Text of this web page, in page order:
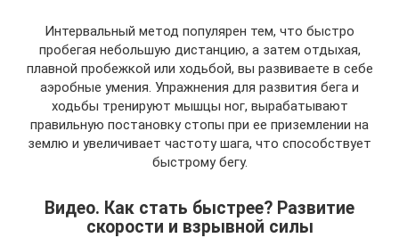
Интервальный метод популярен тем, что быстро
пробегая небольшую дистанцию, а затем отдыхая,
плавной пробежкой или ходьбой, вы развиваете в себе
аэробные умения. Упражнения для развития бега и
ходьбы тренируют мышцы ног, вырабатывают
правильную постановку стопы при ее приземлении на
землю и увеличивает частоту шага, что способствует
быстрому бегу.
Видео. Как стать быстрее? Развитие
скорости и взрывной силы